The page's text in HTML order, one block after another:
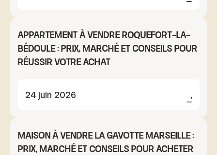
Appartement à vendre Roquefort-la-
Bédoule : prix, marché et conseils pour
réussir votre achat
24 juin 2026
Maison à vendre La Gavotte Marseille :
prix, marché et conseils pour acheter